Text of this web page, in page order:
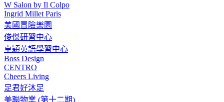
W Salon by Il Colpo
Ingrid Millet Paris
美國冒險樂園
俊傑研習中心
卓穎英語學習中心
Boss Design
CENTRO
Cheers Living
足君好沐足
美聯物業 (第十二期)